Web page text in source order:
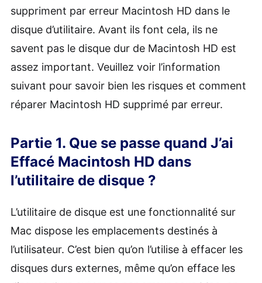
suppriment par erreur Macintosh HD dans le
disque d’utilitaire. Avant ils font cela, ils ne
savent pas le disque dur de Macintosh HD est
assez important. Veuillez voir l’information
suivant pour savoir bien les risques et comment
réparer Macintosh HD supprimé par erreur.
Partie 1. Que se passe quand J’ai
Effacé Macintosh HD dans
l’utilitaire de disque ?
L’utilitaire de disque est une fonctionnalité sur
Mac dispose les emplacements destinés à
l’utilisateur. C’est bien qu’on l’utilise à effacer les
disques durs externes, même qu’on efface les